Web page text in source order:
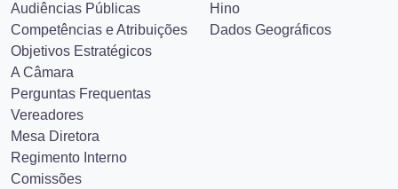
Audiências Públicas
Competências e Atribuições
Objetivos Estratégicos
A Câmara
Perguntas Frequentas
Vereadores
Mesa Diretora
Regimento Interno
Comissões
Hino
Dados Geográficos